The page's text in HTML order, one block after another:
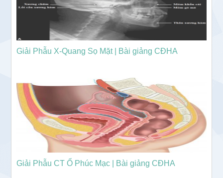
Giải Phẫu X-Quang Sọ Mặt | Bài giảng CĐHA
Giải Phẫu CT Ổ Phúc Mạc | Bài giảng CĐHA